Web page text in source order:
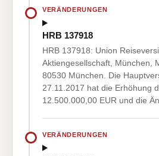
VERÄNDERUNGEN
HRB 137918
HRB 137918: Union
Aktiengesellschaft, München,
80530 München. Die
27.11.2017 hat die Erhöhung
12.500.000,00 EUR und die
VERÄNDERUNGEN